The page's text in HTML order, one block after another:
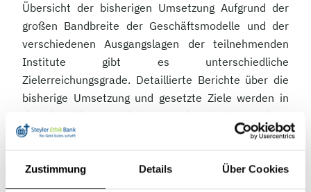
Zustimmung Details Über Cookies
Übersicht der bisherigen Umsetzung Aufgrund der
großen Bandbreite der Geschäftsmodelle und der
verschiedenen Ausgangslagen der teilnehmenden
Institute gibt es unterschiedliche
Zielerreichungsgrade. Detaillierte Berichte über die
bisherige Umsetzung und gesetzte Ziele werden in
den jeweiligen auditierten Jahresberichten bzw.
Nachhaltigkeitsberichten oder anderen
Berichtsformaten nächstes Jahr veröffentlicht. Eine
erste Übersicht des aktuellen Status der jeweiligen
Institute ist unterwww.klima-selbstverpflichtung-